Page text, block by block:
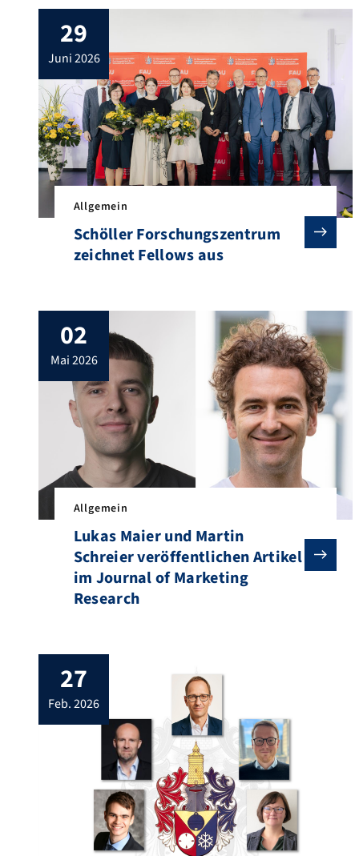
29
juni 2026
Allgemein
Schöller Forschungszentrum
zeichnet Fellows aus
02
mai 2026
Allgemein
Lukas Maier und Martin
Schreier veröffentlichen Artikel
im Journal of Marketing
Research
27
feb. 2026